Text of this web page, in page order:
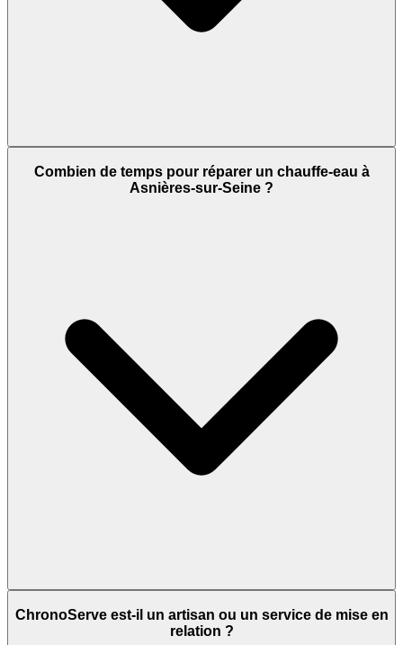
Combien de temps pour réparer un chauffe-eau à
Asnières-sur-Seine ?
ChronoServe est-il un artisan ou un service de mise en
relation ?